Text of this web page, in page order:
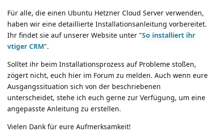
Für alle, die einen Ubuntu Hetzner Cloud Server verwenden,
haben wir eine detaillierte Installationsanleitung vorbereitet.
Ihr findet sie auf unserer Website unter "So installiert ihr
vtiger CRM".
Solltet ihr beim Installationsprozess auf Probleme stoßen,
zögert nicht, euch hier im Forum zu melden. Auch wenn eure
Ausgangssituation sich von der beschriebenen
unterscheidet, stehe ich euch gerne zur Verfügung, um eine
angepasste Anleitung zu erstellen.
Vielen Dank für eure Aufmerksamkeit!